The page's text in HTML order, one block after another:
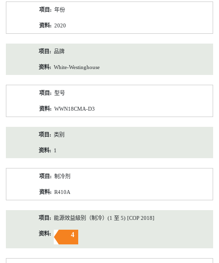
年份
2020
品牌
White-Westinghouse
型号
WWN18CMA-D3
类别
1
制冷剂
R410A
能源效益級別（制冷）(1 至 5) [COP 2018]
4